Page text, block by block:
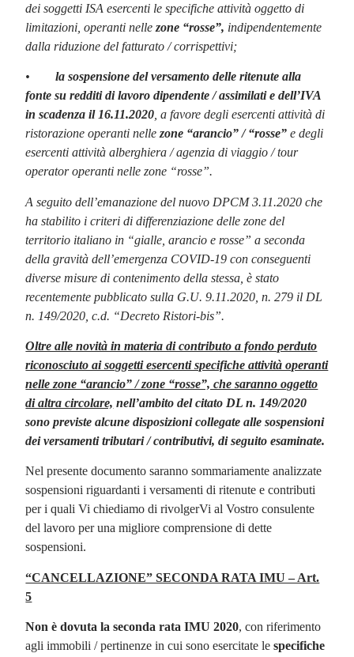
dei soggetti ISA esercenti le specifiche attività oggetto di
limitazioni, operanti nellezone “rosse”, indipendentemente
dalla riduzione del fatturato / corrispettivi;
•la sospensione del versamento delle ritenute alla
fonte su redditi di lavoro dipendente / assimilati e dell’IVA
in scadenza il 16.11.2020 , a favore degli esercenti attività di
ristorazione operanti nellezone “arancio” / “rosse” e degli
esercenti attività alberghiera / agenzia di viaggio / tour
operator operanti nelle zone “rosse”.
A seguito dell’emanazione del nuovo DPCM 3.11.2020 che
ha stabilito i criteri di differenziazione delle zone del
territorio italiano in “gialle, arancio e rosse” a seconda
della gravità dell’emergenza COVID-19 con conseguenti
diverse misure di contenimento della stessa, è stato
recentemente pubblicato sulla G.U. 9.11.2020, n. 279 il DL
n. 149/2020, c.d. “Decreto Ristori-bis”.
Oltre alle novità in materia di contributo a fondo perduto
riconosciuto ai soggetti esercenti specifiche attività operanti
nelle zone “arancio” / zone “rosse”, che saranno oggetto
di altra circolare, nell’ambito del citato DL n. 149/2020
sono previste alcune disposizioni collegate alle sospensioni
dei versamenti tributari / contributivi, di seguito esaminate.
Nel presente documento saranno sommariamente analizzate
sospensioni riguardanti i versamenti di ritenute e contributi
per i quali Vi chiediamo di rivolgerVi al Vostro consulente
del lavoro per una migliore comprensione di dette
sospensioni.
“CANCELLAZIONE” SECONDA RATA IMU – Art.
5
Non è dovuta la seconda rata IMU 2020, con riferimento
agli immobili / pertinenze in cui sono esercitate lespecifiche